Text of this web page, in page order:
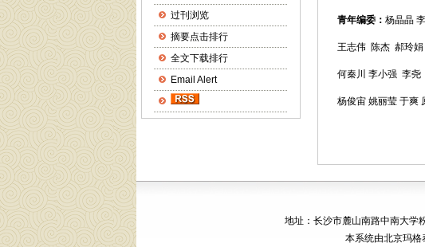
过刊浏览
摘要点击排行
全文下载排行
Email Alert
青年编委： 杨晶晶
王志伟 陈杰 郝玲
何秦川 李小强 李尧
杨俊宙 姚丽莹 于爽
地址：长沙市麓山南路中南大
本系统由北京玛格